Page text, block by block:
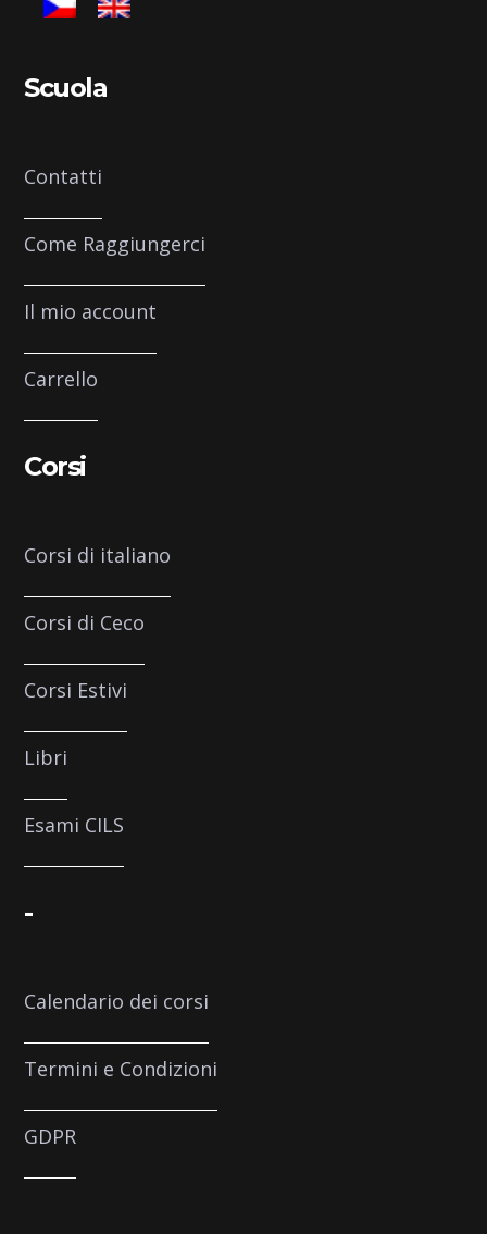
Scuola
Contatti
Come Raggiungerci
Il mio account
Carrello
Corsi
Corsi di italiano
Corsi di Ceco
Corsi Estivi
Libri
Esami CILS
-
Calendario dei corsi
Termini e Condizioni
GDPR